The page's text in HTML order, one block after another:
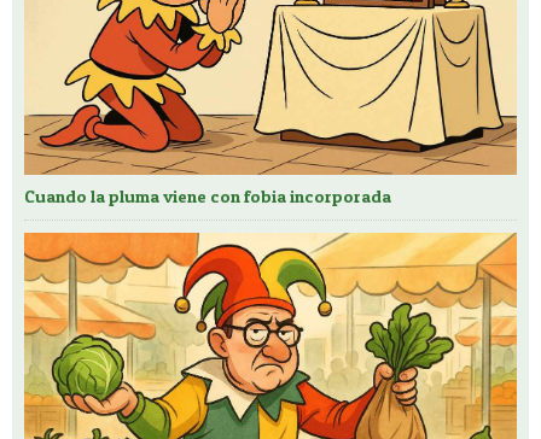
Cuando la pluma viene con fobia incorporada